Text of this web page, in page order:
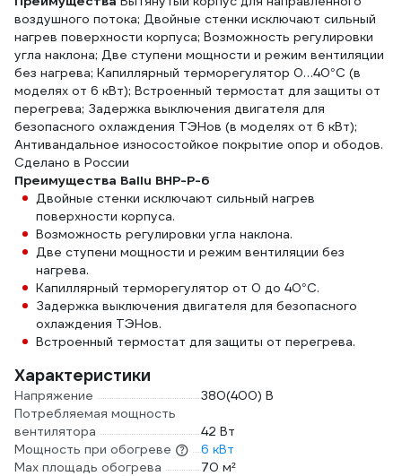
воздушного потока; Двойные стенки исключают сильный
нагрев поверхности корпуса; Возможность регулировки
угла наклона; Две ступени мощности и режим вентиляции
без нагрева; Капиллярный терморегулятор 0…40°C (в
моделях от 6 кВт); Встроенный термостат для защиты от
перегрева; Задержка выключения двигателя для
безопасного охлаждения ТЭНов (в моделях от 6 кВт);
Антивандальное износостойкое покрытие опор и ободов.
Сделано в России
Преимущества Ballu BHP-P-6
Двойные стенки исключают сильный нагрев
поверхности корпуса.
Возможность регулировки угла наклона.
Две ступени мощности и режим вентиляции без
нагрева.
Капиллярный терморегулятор от 0 до 40°C.
Задержка выключения двигателя для безопасного
охлаждения ТЭНов.
Встроенный термостат для защиты от перегрева.
Характеристики
Напряжение
380(400) В
Потребляемая мощность
вентилятора
42 Вт
Мощность при обогреве
6 кВт
Max площадь обогрева
70 м²